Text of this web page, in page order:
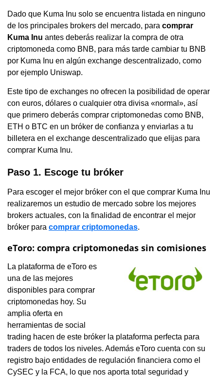
Dado que Kuma Inu solo se encuentra listada en ninguno
de los principales brokers del mercado, para comprar
Kuma Inu antes deberás realizar la compra de otra
criptomoneda como BNB, para más tarde cambiar tu BNB
por Kuma Inu en algún exchange descentralizado, como
por ejemplo Uniswap.
Este tipo de exchanges no ofrecen la posibilidad de operar
con euros, dólares o cualquier otra divisa «normal», así
que primero deberás comprar criptomonedas como BNB,
ETH o BTC en un bróker de confianza y enviarlas a tu
billetera en el exchange descentralizado que elijas para
comprar Kuma Inu.
Paso 1. Escoge tu bróker
Para escoger el mejor bróker con el que comprar Kuma Inu
realizaremos un estudio de mercado sobre los mejores
brokers actuales, con la finalidad de encontrar el mejor
bróker para comprar criptomonedas.
eToro: compra criptomonedas sin comisiones
La plataforma de eToro es
una de las mejores
disponibles para comprar
criptomonedas hoy. Su
amplia oferta en
herramientas de social
trading hacen de este bróker la plataforma perfecta para
traders de todos los niveles. Además eToro cuenta con su
registro bajo entidades de regulación financiera como el
CySEC y la FCA, lo que nos aporta total seguridad y